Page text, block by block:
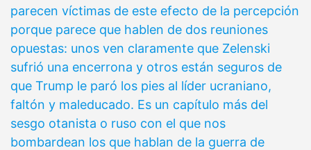
parecen víctimas de este efecto de la percepción
porque parece que hablen de dos reuniones
opuestas: unos ven claramente que Zelenski
sufrió una encerrona y otros están seguros de
que Trump le paró los pies al líder ucraniano,
faltón y maleducado. Es un capítulo más del
sesgo otanista o ruso con el que nos
bombardean los que hablan de la guerra de